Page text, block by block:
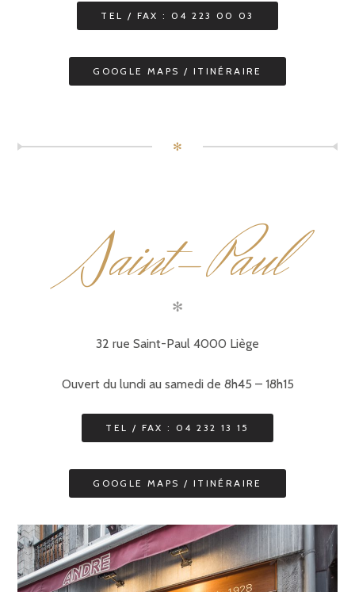
TEL / FAX : 04 223 00 03
GOOGLE MAPS / ITINÉRAIRE
✻
S
aint-Paul
✻
32 rue Saint-Paul 4000 Liège
Ouvert du lundi au samedi de 8h45 – 18h15
TEL / FAX : 04 232 13 15
GOOGLE MAPS / ITINÉRAIRE